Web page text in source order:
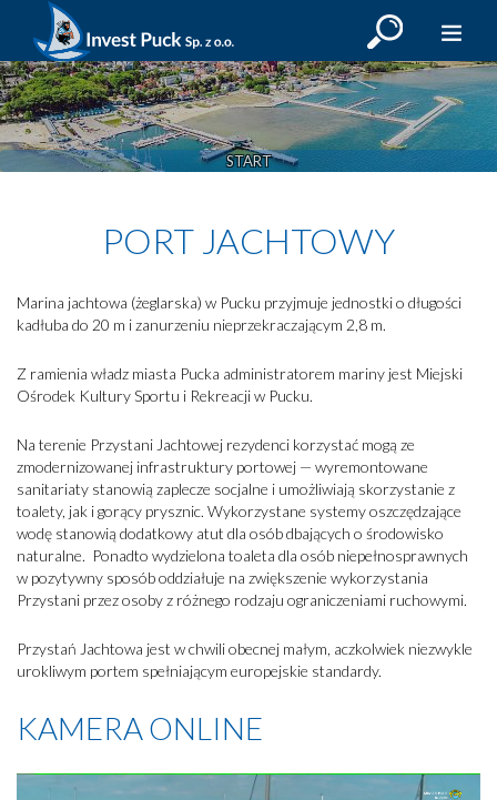
OBIEKTY SPORTOWE
PORT HALLER
MARINA PUCK
KALENDARZ
PŁATNOŚCI MOBILNE
KONTAKT
FUNDUSZE EUROPEJSKIE
START
PORT JACHTOWY
Marina jachtowa (żeglarska) w Pucku przyjmuje jednostki o długości
kadłuba do 20 m i zanurzeniu nieprzekraczającym 2,8 m.
Z ramienia władz miasta Pucka administratorem mariny jest Miejski
Ośrodek Kultury Sportu i Rekreacji w Pucku.
Na terenie Przystani Jachtowej rezydenci korzystać mogą ze
zmodernizowanej infrastruktury portowej — wyremontowane
sanitariaty stanowią zaplecze socjalne i umożliwiają skorzystanie z
toalety, jak i gorący prysznic. Wykorzystane systemy oszczędzające
wodę stanowią dodatkowy atut dla osób dbających o środowisko
naturalne. Ponadto wydzielona toaleta dla osób niepełnosprawnych
w pozytywny sposób oddziałuje na zwiększenie wykorzystania
Przystani przez osoby z różnego rodzaju ograniczeniami ruchowymi.
Przystań Jachtowa jest w chwili obecnej małym, aczkolwiek niezwykle
urokliwym portem spełniającym europejskie standardy.
KAMERA ONLINE